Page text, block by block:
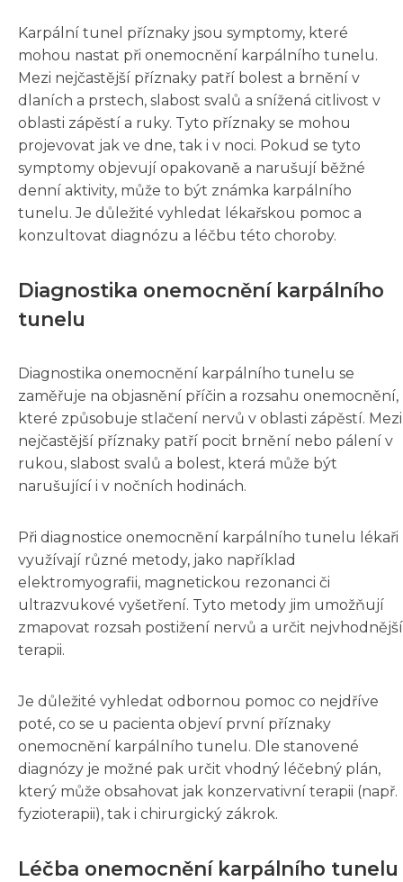
Karpální tunel příznaky jsou symptomy, které
mohou nastat při onemocnění karpálního tunelu.
Mezi nejčastější příznaky patří bolest a brnění v
dlaních a prstech, slabost svalů a snížená citlivost v
oblasti zápěstí a ruky. Tyto příznaky se mohou
projevovat jak ve dne, tak i v noci. Pokud se tyto
symptomy objevují opakovaně a narušují běžné
denní aktivity, může to být známka karpálního
tunelu. Je důležité vyhledat lékařskou pomoc a
konzultovat diagnózu a léčbu této choroby.
Diagnostika onemocnění karpálního
tunelu
Diagnostika onemocnění karpálního tunelu se
zaměřuje na objasnění příčin a rozsahu onemocnění,
které způsobuje stlačení nervů v oblasti zápěstí. Mezi
nejčastější příznaky patří pocit brnění nebo pálení v
rukou, slabost svalů a bolest, která může být
narušující i v nočních hodinách.
Při diagnostice onemocnění karpálního tunelu lékaři
využívají různé metody, jako například
elektromyografii, magnetickou rezonanci či
ultrazvukové vyšetření. Tyto metody jim umožňují
zmapovat rozsah postižení nervů a určit nejvhodnější
terapii.
Je důležité vyhledat odbornou pomoc co nejdříve
poté, co se u pacienta objeví první příznaky
onemocnění karpálního tunelu. Dle stanovené
diagnózy je možné pak určit vhodný léčebný plán,
který může obsahovat jak konzervativní terapii (např.
fyzioterapii), tak i chirurgický zákrok.
Léčba onemocnění karpálního tunelu